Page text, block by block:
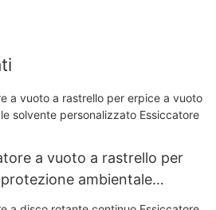
a vuoto a rastrello per
ambientale
Essiccatore a palette